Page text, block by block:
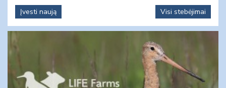
Įvesti naują
Visi stebėjimai